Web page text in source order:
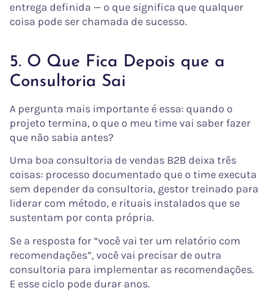
entrega definida — o que significa que qualquer
coisa pode ser chamada de sucesso.
5. O Que Fica Depois que a
Consultoria Sai
A pergunta mais importante é essa: quando o
projeto termina, o que o meu time vai saber fazer
que não sabia antes?
Uma boa consultoria de vendas B2B deixa três
coisas: processo documentado que o time executa
sem depender da consultoria, gestor treinado para
liderar com método, e rituais instalados que se
sustentam por conta própria.
Se a resposta for “você vai ter um relatório com
recomendações”, você vai precisar de outra
consultoria para implementar as recomendações.
E esse ciclo pode durar anos.